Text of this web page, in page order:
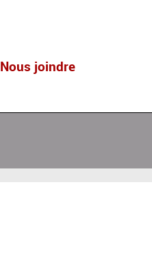
Nous joindre